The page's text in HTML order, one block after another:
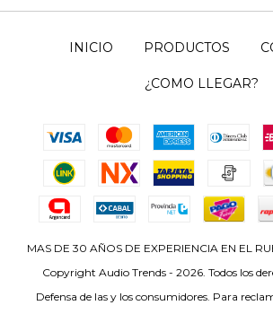
INICIO PRODUCTOS
¿COMO LLEGAR?
MAS DE 30 AÑOS DE EXPERIENCIA EN EL
Copyright Audio Trends - 2026. Todos los
Defensa de las y los consumidores. Para